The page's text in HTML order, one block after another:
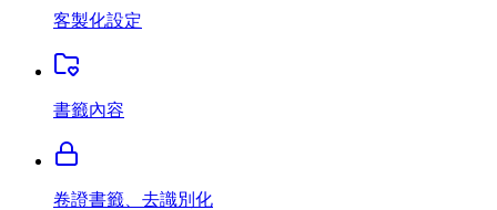
客製化設定
書籤內容
卷證書籤、去識別化